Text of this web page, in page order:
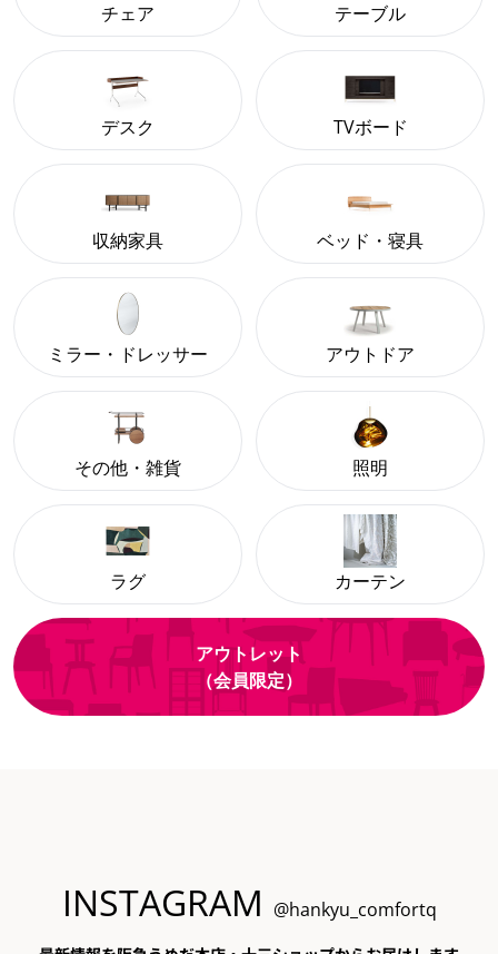
チェア テーブル
デスク TVボード
収納家具 ベッド・寝具
ミラー・ドレッサー アウトドア
その他・雑貨 照明
ラグ カーテン
アウトレット
（会員限定）
INSTAGRAM @hankyu_comfortq